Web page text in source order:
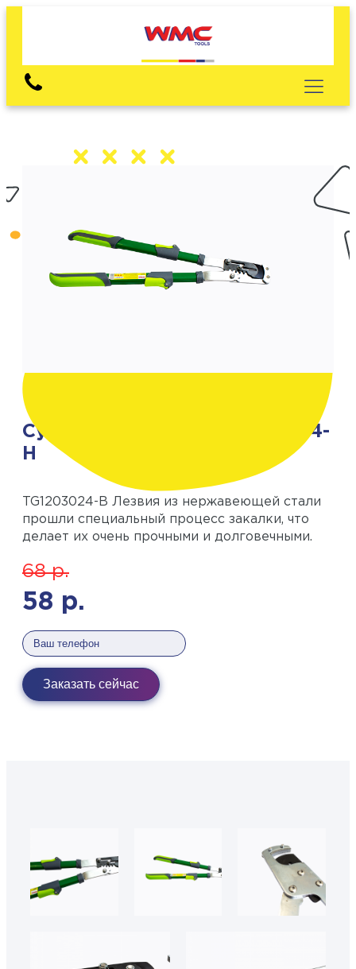
Сучкорез 64-88см TG1203024-
H
TG1203024-B Лезвия из нержавеющей стали
прошли специальный процесс закалки, что
делает их очень прочными и долговечными.
68р.
58 р.
Заказать сейчас